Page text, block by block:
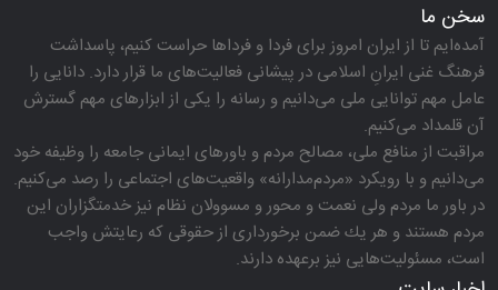
سخن ما
آمده‌ایم تا از ایران امروز برای فردا و فرداها حراست كنیم، پاسداشت
فرهنگ غنی ایرانِ اسلامی در پیشانی فعالیت‌های ما قرار دارد. دانایی را
عامل مهم توانایی ملی می‌دانیم و رسانه را یكی از ابزارهای مهم گسترش
آن قلمداد می‌كنیم.
مراقبت از منافع ملی، مصالح مردم و باورهای ایمانی جامعه را وظیفه خود
می‌دانیم و با رویكرد «مردم‌مدارانه‌» واقعیت‌های اجتماعی را رصد می‌كنیم.
در باور ما مردم ولی نعمت و محور و مسوولان نظام نیز خدمتگزاران این
مردم هستند و هر یك ضمن برخورداری از حقوقی كه رعایتش واجب
است، مسئولیت‌هایی نیز برعهده دارند.